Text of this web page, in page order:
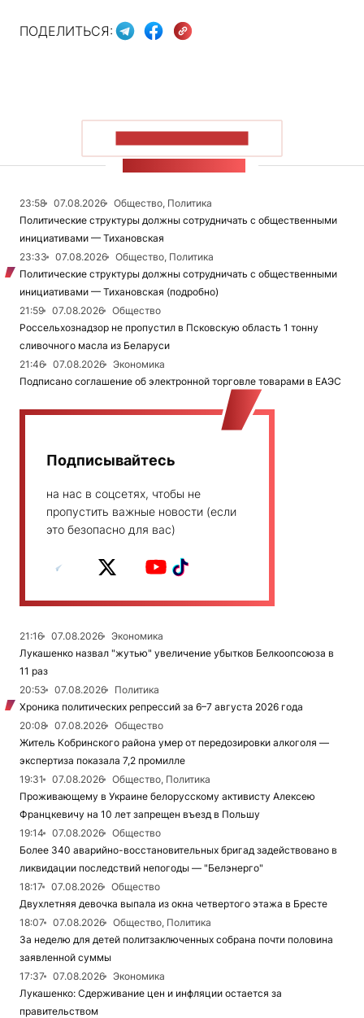
ПОДЕЛИТЬСЯ:
23:58 07.08.2026
Общество, Политика
Политические структуры должны сотрудничать с общественными
инициативами — Тихановская
23:33
07.08.2026
Общество, Политика
Политические структуры должны сотрудничать с общественными
инициативами — Тихановская (подробно)
21:59
07.08.2026
Общество
Россельхознадзор не пропустил в Псковскую область 1 тонну
сливочного масла из Беларуси
21:46
07.08.2026
Экономика
Подписано соглашение об электронной торговле товарами в ЕАЭС
Подписывайтесь
на нас в соцсетях, чтобы не
пропустить важные новости (если
это безопасно для вас)
21:16 07.08.2026
Экономика
Лукашенко назвал "жутью" увеличение убытков Белкоопсоюза в
11 раз
20:53
07.08.2026
Политика
Хроника политических репрессий за 6–7 августа 2026 года
20:08
07.08.2026
Общество
Житель Кобринского района умер от передозировки алкоголя —
экспертиза показала 7,2 промилле
19:31
07.08.2026
Общество, Политика
Проживающему в Украине белорусскому активисту Алексею
Францкевичу на 10 лет запрещен въезд в Польшу
19:14
07.08.2026
Общество
Более 340 аварийно-восстановительных бригад задействовано в
ликвидации последствий непогоды — "Белэнерго"
18:17
07.08.2026
Общество
Двухлетняя девочка выпала из окна четвертого этажа в Бресте
18:07
07.08.2026
Общество, Политика
За неделю для детей политзаключенных собрана почти половина
заявленной суммы
17:37
07.08.2026
Экономика
Лукашенко: Сдерживание цен и инфляции остается за
правительством